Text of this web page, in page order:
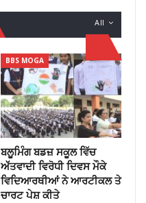
All
BBS MOGA
ਬਲੂਮਿੰਗ ਬਡਜ਼ ਸਕੂਲ ਵਿੱਚ
ਅੱੱਤਵਾਦੀ ਵਿਰੋਧੀ ਦਿਵਸ ਮੌਕੇ
ਵਿਦਿਆਰਥੀਆਂ ਨੇ ਆਰਟੀਕਲ ਤੇ
ਚਾਰਟ ਪੇਸ਼ ਕੀਤੇ